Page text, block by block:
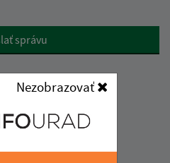
Nezobrazovať
správu
07:30 - 15:30